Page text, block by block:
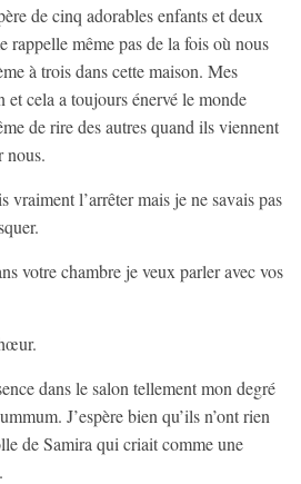
de cinq adorables enfants et deux
rappelle même pas de la fois où nous
à trois dans cette maison. Mes
et cela a toujours énervé le monde
de rire des autres quand ils viennent
nous.
vraiment l’arrêter mais je ne savais pas
votre chambre je veux parler avec vos
dans le salon tellement mon degré
J’espère bien qu’ils n’ont rien
de Samira qui criait comme une